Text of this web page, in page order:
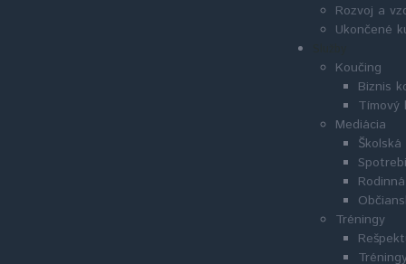
Rozvoj a
Ukončené
Koučing
Biznis
Tímový
Mediácia
Tréningy